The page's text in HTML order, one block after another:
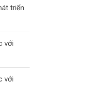
triển
với
với